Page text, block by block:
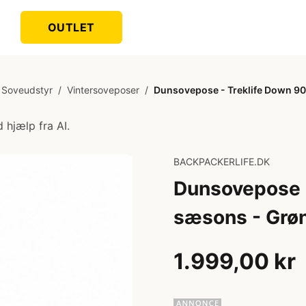
OUTLET
Soveudstyr / Vintersoveposer / Dunsovepose - Treklife Down
hjælp fra AI.
BACKPACKERLIFE.DK
sæsons -
1.999,00 kr